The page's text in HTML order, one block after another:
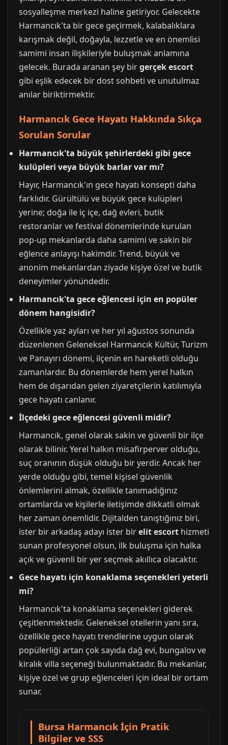
sosyalleşme merkezi haline getiriyor. Gelecekte
Harmancık'ta bir gece geçirmek, kalabalıklara
karışmak değil, doğayla, lezzetle ve en önemlisi
samimi insan ilişkileriyle buluşmak anlamına
gelecek. Burada aranan şey birgerçek escort
gibi eşlik edecek bir dost sohbeti ve unutulmaz
anılar biriktirmektir.
Harmancık Gece Hayatı Hakkında Sıkça
Sorulan Sorular
Harmancık'ta büyük şehirlerdeki gibi gece
kulüpleri veya büyük barlar var mı?
Hayır, Harmancık'ın gece hayatı konsepti daha
farklıdır. Gürültülü ve büyük gece kulüpleri
yerine; doğa ile iç içe, dağ evleri, butik
restoranlar ve festival dönemlerinde kurulan
pop-up mekanlarda daha samimi ve sakin bir
eğlence anlayışı hakimdir. Trend, büyük ve
anonim mekanlardan ziyade kişiye özel ve butik
deneyimler yönündedir.
Harmancık'ta gece eğlencesi için en popüler
dönem hangisidir?
Özellikle yaz ayları ve her yıl ağustos sonunda
düzenlenen Geleneksel Harmancık Kültür, Turizm
ve Panayırı dönemi, ilçenin en hareketli olduğu
zamanlardır. Bu dönemlerde hem yerel halkın
hem de dışarıdan gelen ziyaretçilerin katılımıyla
gece hayatı canlanır.
İlçedeki gece eğlencesi güvenli midir?
Harmancık, genel olarak sakin ve güvenli bir ilçe
olarak bilinir. Yerel halkın misafirperver olduğu,
suç oranının düşük olduğu bir yerdir. Ancak her
yerde olduğu gibi, temel kişisel güvenlik
önlemlerini almak, özellikle tanımadığınız
ortamlarda ve kişilerle iletişimde dikkatli olmak
her zaman önemlidir. Dijitalden tanıştığınız biri,
ister bir arkadaş adayı ister birelit escort hizmeti
sunan profesyonel olsun, ilk buluşma için halka
açık ve güvenli bir yer seçmek akıllıca olacaktır.
Gece hayatı için konaklama seçenekleri yeterli
mi?
Harmancık'ta konaklama seçenekleri giderek
çeşitlenmektedir. Geleneksel otellerin yanı sıra,
özellikle gece hayatı trendlerine uygun olarak
popülerliği artan çok sayıda dağ evi, bungalov ve
kiralık villa seçeneği bulunmaktadır. Bu mekanlar,
kişiye özel ve grup eğlenceleri için ideal bir ortam
sunar.
Bursa Harmancık İçin Pratik
Bilgiler ve SSS